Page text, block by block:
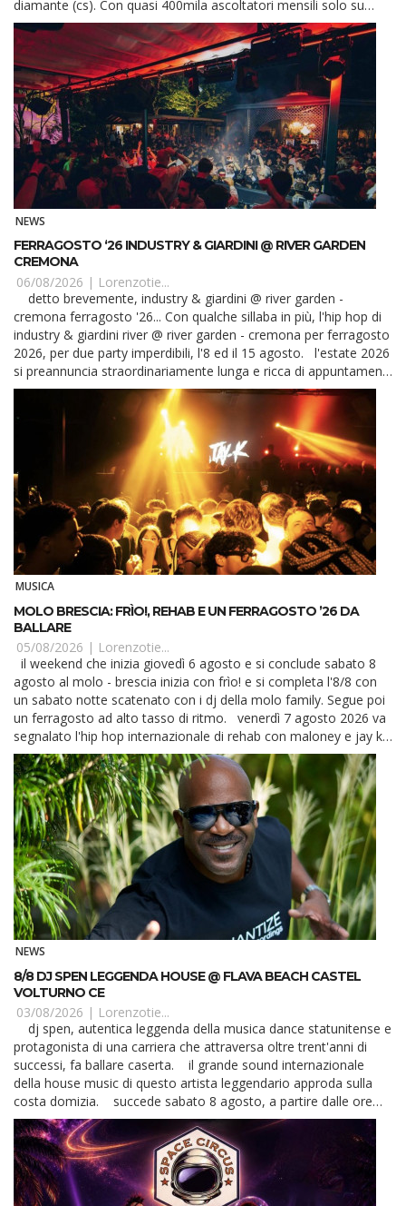
diamante (cs). Con quasi 400mila ascoltatori mensili solo su
spotify, ale...
NEWS
FERRAGOSTO ‘26 INDUSTRY & GIARDINI @ RIVER GARDEN
CREMONA
06/08/2026 | Lorenzotie...
cremona ferragosto '26... Con qualche sillaba in più, l'hip hop di
industry & giardini river @ river garden - cremona per ferragosto
2026, per due party imperdibili, l'8 ed il 15 agosto. l'estate 2026
si preannuncia straordinariamente lunga e ricca di appuntamenti
al r...
MUSICA
MOLO BRESCIA: FRÌO!, REHAB E UN FERRAGOSTO ’26 DA
BALLARE
05/08/2026 | Lorenzotie...
agosto al molo - brescia inizia con frìo! e si completa l'8/8 con
un sabato notte scatenato con i dj della molo family. Segue poi
un ferragosto ad alto tasso di ritmo. venerdì 7 agosto 2026 va
segnalato l'hip hop internazionale di rehab con maloney e jay k.
Partia...
NEWS
8/8 DJ SPEN LEGGENDA HOUSE @ FLAVA BEACH CASTEL
VOLTURNO CE
03/08/2026 | Lorenzotie...
protagonista di una carriera che attraversa oltre trent'anni di
successi, fa ballare caserta. il grande sound internazionale
della house music di questo artista leggendario approda sulla
costa domizia. succede sabato 8 agosto, a partire dalle ore
23, qua...